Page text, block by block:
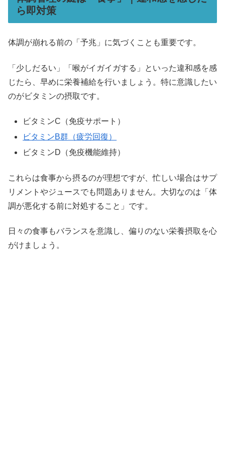
ら即対策
体調が崩れる前の「予兆」に気づくことも重要です。
「少しだるい」「喉がイガイガする」といった違和感を感
じたら、早めに栄養補給を行いましょう。特に意識したい
のがビタミンの摂取です。
ビタミンC（免疫サポート）
ビタミンB群（疲労回復）
ビタミンD（免疫機能維持）
これらは食事から摂るのが理想ですが、忙しい場合はサプ
リメントやジュースでも問題ありません。大切なのは「体
調が悪化する前に対処すること」です。
日々の食事もバランスを意識し、偏りのない栄養摂取を心
がけましょう。